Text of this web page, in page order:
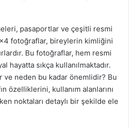
pasaportlar ve çeşitli resmi
fotoğraflar, bireylerin kimliğini
Bu fotoğraflar, hem resmi
hayatta sıkça kullanılmaktadır.
neden bu kadar önemlidir? Bu
özelliklerini, kullanım alanlarını
noktaları detaylı bir şekilde ele